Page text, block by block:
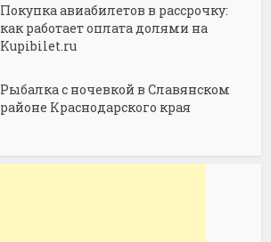
Покупка авиабилетов в рассрочку:
как работает оплата долями на
Kupibilet.ru
Рыбалка с ночевкой в Славянском
районе Краснодарского края